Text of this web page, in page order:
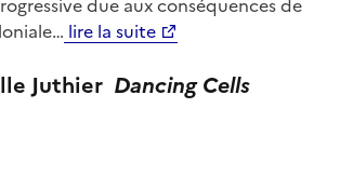
lire la suite
Juthier Dancing Cells